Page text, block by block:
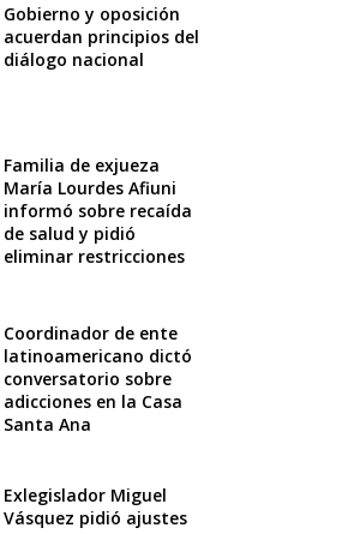
Gobierno y oposición
acuerdan principios del
diálogo nacional
Familia de exjueza
María Lourdes Afiuni
informó sobre recaída
de salud y pidió
eliminar restricciones
Coordinador de ente
latinoamericano dictó
conversatorio sobre
adicciones en la Casa
Santa Ana
Exlegislador Miguel
Vásquez pidió ajustes